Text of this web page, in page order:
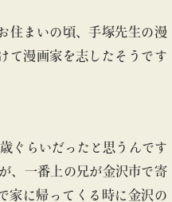
住まいの頃、手塚先生の漫
て漫画家を志したそうです
ぐらいだったと思うんです
、一番上の兄が金沢市で寄
家に帰ってくる時に金沢の